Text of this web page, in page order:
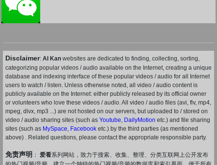
Disclaimer: AI Kan websites are dedicated to finding, collecting, sorting,
categorizing popular videos / audio available on the Internet, creating a unique
database and indexing interface of these popular videos / audio for all Internet
users to watch / listen. Unless otherwise noted, all video / audio content is
publicly available on the Internet: either publicly released by its official owner
or volunteers who love these videos / audio. All video / audio files (avi, flv, mp4,
mpeg, divx, mp3 ...) are not hosted on our servers, but uploaded to / stored on
video / audio sharing sites (such as Youtube DailyMotion etc.) and file sharing
sites (such as MySpace Facebook etc.) by the third parties (as mentioned
above) . Related questions, please contact the appropriate responsible party.
免责声明 ： 爱看系列网站，致力于搜索、收集、整理、分类互联网上公开发布